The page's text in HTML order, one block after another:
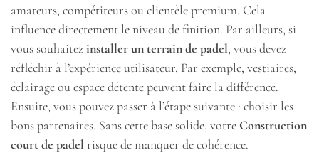
amateurs, compétiteurs ou clientèle premium. Cela
influence directement le niveau de finition. Par ailleurs, si
vous souhaitezinstaller un terrain de padel, vous devez
réfléchir à l’expérience utilisateur. Par exemple, vestiaires,
éclairage ou espace détente peuvent faire la différence.
Ensuite, vous pouvez passer à l’étape suivante : choisir les
bons partenaires. Sans cette base solide, votre Construction
court de padel risque de manquer de cohérence.